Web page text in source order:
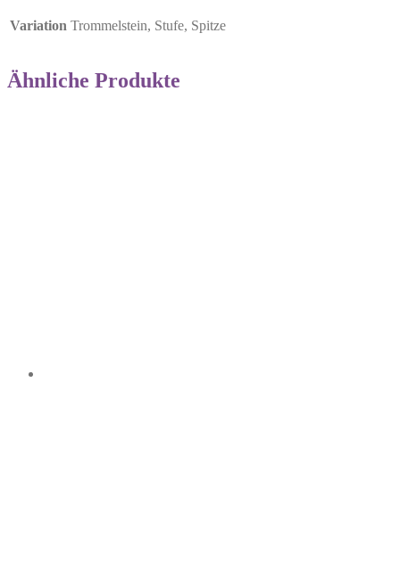
Variation Trommelstein, Stufe, Spitze
Ähnliche Produkte